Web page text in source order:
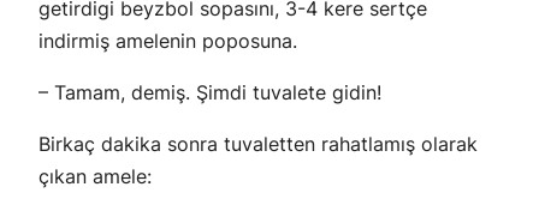
getirdigi beyzbol sopasını, 3-4 kere sertçe
indirmiş amelenin poposuna.
– Tamam, demiş. Şimdi tuvalete gidin!
Birkaç dakika sonra tuvaletten rahatlamış olarak
çıkan amele: